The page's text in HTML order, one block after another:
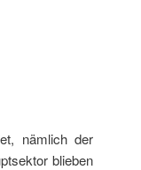
nämlich der
blieben